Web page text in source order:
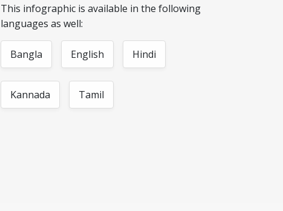
This infographic is available in the following
languages as well:
Bangla English Hindi
Kannada Tamil